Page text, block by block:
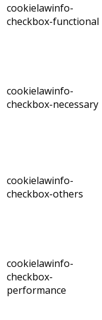
cookielawinfo-
checkbox-functional
cookielawinfo-
checkbox-necessary
cookielawinfo-
checkbox-others
cookielawinfo-
checkbox-
performance